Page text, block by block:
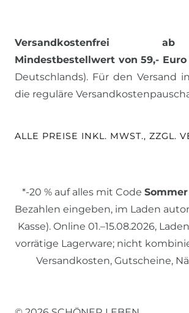
Versandkostenfrei
Mindestbestellwert von 59,- Euro
Deutschlands). Für den Versand
die reguläre
ALLE PREISE INKL. MWST., ZZGL.
*-20 % auf alles mit Code Sommer
Bezahlen eingeben, im Laden
Kasse). Online 01.–15.08.2026,
vorrätige Lagerware; nicht
Versandkosten, Gutscheine,